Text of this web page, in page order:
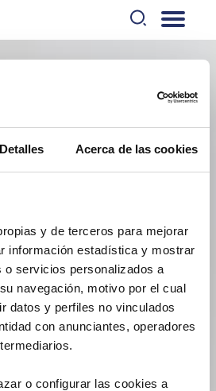
Detalles Acerca de las cookies
y de terceros para mejorar
información estadística y mostrar
o servicios personalizados a
navegación, motivo por el cual
datos y perfiles no vinculados
con anunciantes, operadores
o configurar las cookies a